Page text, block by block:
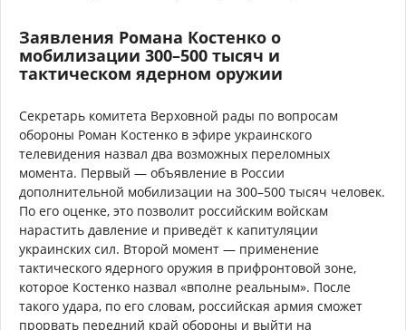
Заявления Романа Костенко о
мобилизации 300–500 тысяч и
тактическом ядерном оружии
Секретарь комитета Верховной рады по вопросам
обороны Роман Костенко в эфире украинского
телевидения назвал два возможных переломных
момента. Первый — объявление в России
дополнительной мобилизации на 300–500 тысяч человек.
По его оценке, это позволит российским войскам
нарастить давление и приведёт к капитуляции
украинских сил. Второй момент — применение
тактического ядерного оружия в прифронтовой зоне,
которое Костенко назвал «вполне реальным». После
такого удара, по его словам, российская армия сможет
прорвать передний край обороны и выйти на